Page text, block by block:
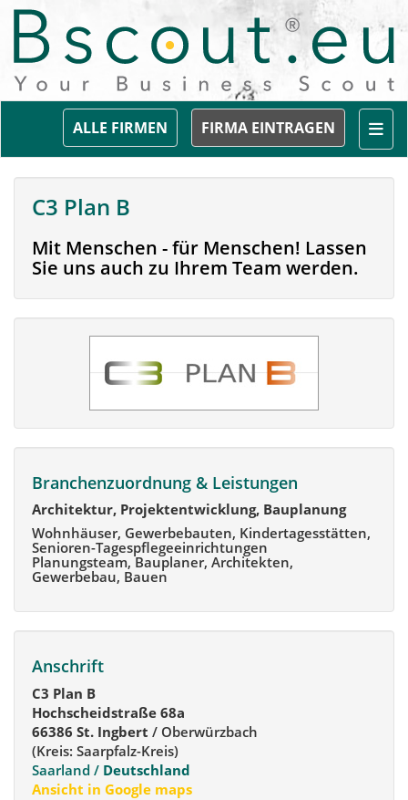
FIRMA EINTRAGEN
ALLE FIRMEN
C3 Plan B
Mit Menschen - für Menschen! Lassen
Sie uns auch zu Ihrem Team werden.
Branchenzuordnung & Leistungen
Architektur, Projektentwicklung, Bauplanung
Wohnhäuser, Gewerbebauten, Kindertagesstätten,
Senioren-Tagespflegeeinrichtungen
Planungsteam, Bauplaner, Architekten,
Gewerbebau, Bauen
Anschrift
C3 Plan B
Hochscheidstraße 68a
66386 St. Ingbert / Oberwürzbach
(Kreis: Saarpfalz-Kreis)
Saarland / Deutschland
Ansicht in Google maps